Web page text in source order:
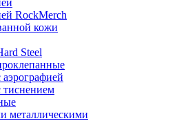
RockMerch
кожи
Steel
металлическими